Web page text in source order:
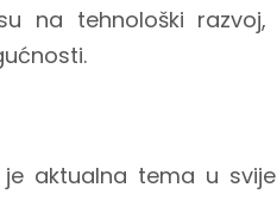
na tehnološki
aktualna tema u